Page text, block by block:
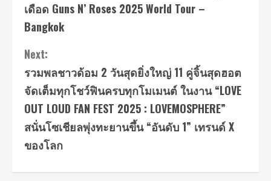
เดือด Guns N’ Roses 2025 World Tour –
Bangkok
Next:
รวมพลชาวด้อม 2 วันสุดยิ่งใหญ่ 11 คู่จิ้นสุดฮอต
จัดเต็มทุกโชว์ฟินครบทุกโมเมนต์ ในงาน “LOVE
OUT LOUD FAN FEST 2025 : LOVEMOSPHERE”
สนั่นโซเชียลพุ่งทะยานขึ้น “อันดับ 1” เทรนด์ X
ของโลก